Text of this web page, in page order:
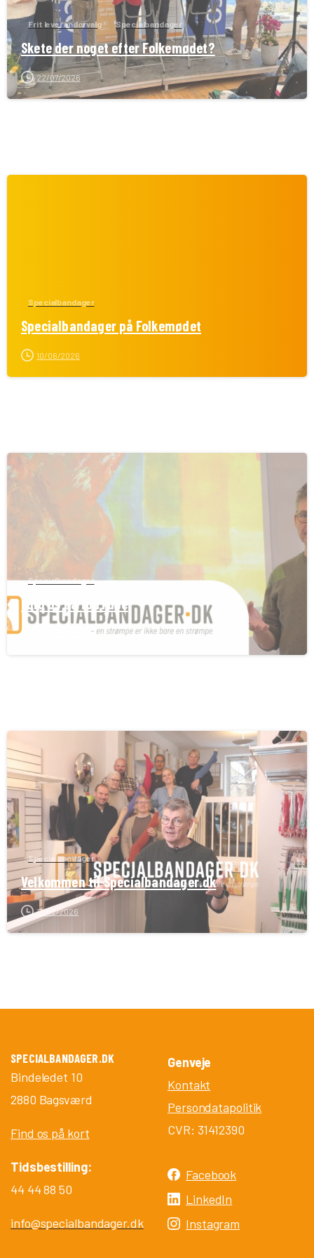
Frit leverandørvalg Specialbandager
Skete der noget efter Folkemødet?
22/07/2026
Specialbandager
Specialbandager på Folkemødet
10/06/2026
Specialbandager
Følg os på YouTube
Specialbandager
Velkommen til Specialbandager.dk
17/02/2026
SPECIALBANDAGER.DK
Bindeledet 10
2880 Bagsværd
Find os på kort
Tidsbestilling:
44 44 88 50
info@specialbandager.dk
Genveje
Kontakt
Persondatapolitik
CVR: 31412390
Facebook
LinkedIn
Instagram